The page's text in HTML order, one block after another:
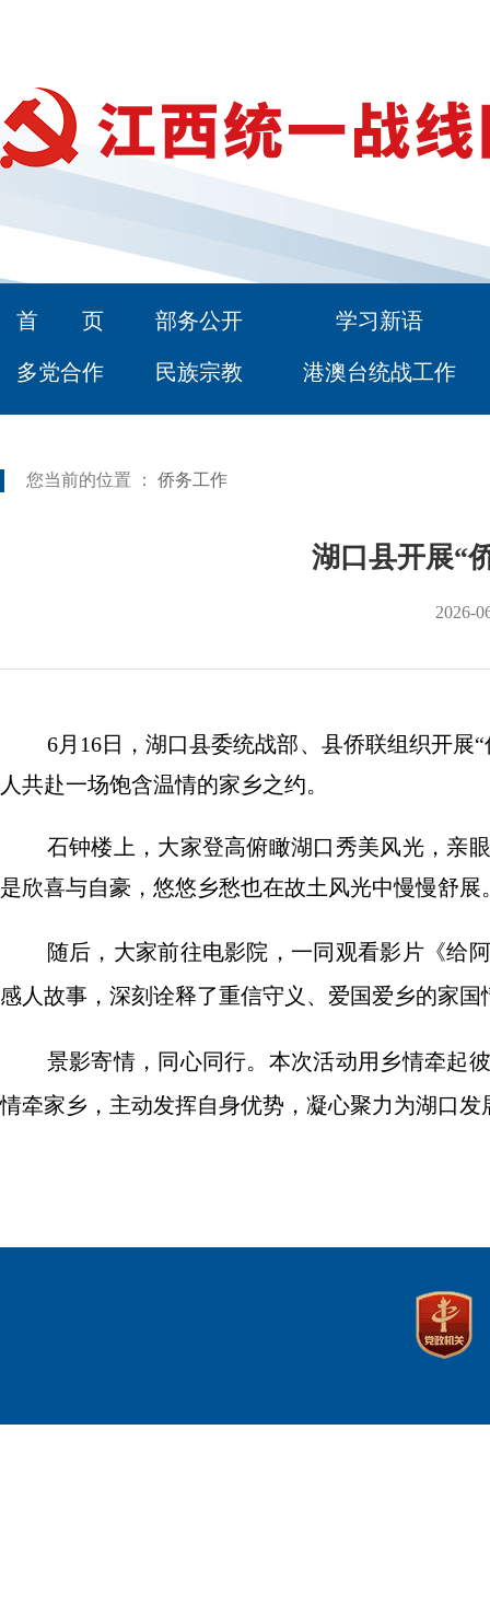
首 页 部务公开 学习新语
多党合作 民族宗教 港澳台统战工作
您当前的位置 ： 侨务工作
湖口县开展“
2026-
6月16日，湖口县委统战部、县侨联组织开
人共赴一场饱含温情的家乡之约。
石钟楼上，大家登高俯瞰湖口秀美风光，亲
是欣喜与自豪，悠悠乡愁也在故土风光中慢慢舒展
随后，大家前往电影院，一同观看影片《给
感人故事，深刻诠释了重信守义、爱国爱乡的家
景影寄情，同心同行。本次活动用乡情牵起
情牵家乡，主动发挥自身优势，凝心聚力为湖口发